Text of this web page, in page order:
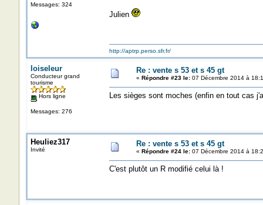
Messages: 324
Julien
http://aptrp.perso.sfr.fr/
loiseleur
Conducteur grand
tourisme
Hors ligne
Messages: 276
Re : vente s 53 et s 45 gt
« Répondre #23 le:07 Décembre 2014 à
Les sièges sont moches (enfin en tout cas
Heuliez317
Invité
Re : vente s 53 et s 45 gt
« Répondre #24 le:07 Décembre 2014 à
C'est plutôt un R modifié celui là !